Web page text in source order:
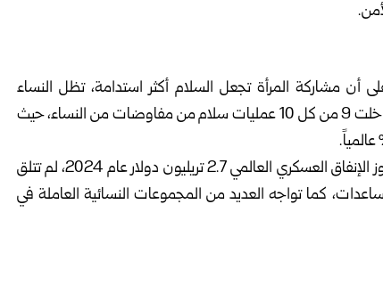
أن مشاركة المرأة تجعل السلام أكثر استدامة، تظل النساء
مستبعدات إلى حد كبير من صنع القرار، ففي عام 2024، خلت 9 من كل 10 عمليات سلام من مفاوضات من النساء، حيث
وكشف التقرير أيضاً اختلالاً خطيراً في التوازن، فبينما تجاوز الإنفاق العسكري العالمي 2.7 تريليون دولار عام 2024، لم تتلق
مناطق النزاع سوى 0.4 % من المساعدات، كما تواجه العديد من المجموعات النسائية العاملة في